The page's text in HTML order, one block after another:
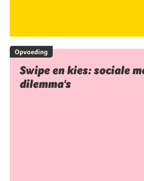
Opvoeding
Swipe en kies: sociale
dilemma's